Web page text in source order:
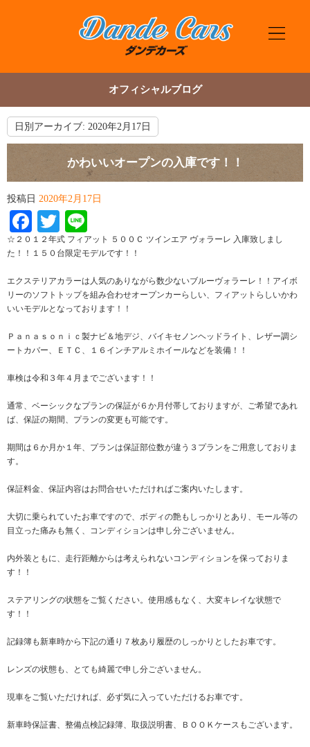
オフィシャルブログ
日別アーカイブ: 2020年2月17日
かわいいオープンの入庫です！！
投稿日 2020年2月17日
Facebook
Twitter
☆２０１２年式 フィアット ５００Ｃ ツインエア ヴォラーレ 入庫致しまし
た！！１５０台限定モデルです！！
エクステリアカラーは人気のありながら数少ないブルーヴォラーレ！！アイボ
リーのソフトトップを組み合わせオープンカーらしい、フィアットらしいかわ
いいモデルとなっております！！
Ｐａｎａｓｏｎｉｃ製ナビ＆地デジ、バイキセノンヘッドライト、レザー調シ
ートカバー、ＥＴＣ、１６インチアルミホイールなどを装備！！
車検は令和３年４月までございます！！
通常、ベーシックなプランの保証が６か月付帯しておりますが、ご希望であれ
ば、保証の期間、プランの変更も可能です。
期間は６か月か１年、プランは保証部位数が違う３プランをご用意しておりま
す。
保証料金、保証内容はお問合せいただければご案内いたします。
大切に乗られていたお車ですので、ボディの艶もしっかりとあり、モール等の
目立った痛みも無く、コンディションは申し分ございません。
内外装ともに、走行距離からは考えられないコンディションを保っておりま
す！！
ステアリングの状態をご覧ください。使用感もなく、大変キレイな状態で
す！！
記録簿も新車時から下記の通り７枚あり履歴のしっかりとしたお車です。
レンズの状態も、とても綺麗で申し分ございません。
現車をご覧いただければ、必ず気に入っていただけるお車です。
新車時保証書、整備点検記録簿、取扱説明書、ＢＯＯＫケースもございます。